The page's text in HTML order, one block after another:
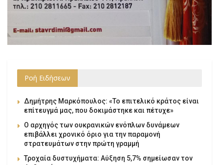
Ροή Ειδήσεων
Δημήτρης Μαρκόπουλος: «Το επιτελικό κράτος είναι
επίτευγμά μας, που δοκιμάστηκε και πέτυχε»
Ο αρχηγός των ουκρανικών ενόπλων δυνάμεων
επιβάλλει χρονικό όριο για την παραμονή
στρατευμάτων στην πρώτη γραμμή
Τροχαία δυστυχήματα: Αύξηση 5,7% σημείωσαν τον